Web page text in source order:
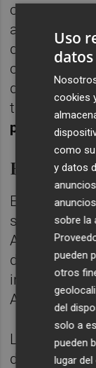
campaña de
acciones
de
crímenes
durante la
total de
18
presentadas
Revertir
En València
seis
Asociación
del
integrada en
Apoyo a la
La
de
Uso
datos
cookies
como
y datos
sobre la
pueden
otros
del
solo a
pueden
lugar